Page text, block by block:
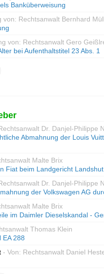
Banküberweisung
von: Rechtsanwalt Bernhard
von: Rechtsanwalt Gero
bei Aufenthaltstitel 23 Abs. 1
Dr. Danjel-Philippe
Abmahnung der Louis
Malte Brix
Fiat beim Landgericht
Dr. Danjel-Philippe
der Volkswagen AG
Malte Brix
im Daimler Dieselskandal -
Thomas Klein
EA 288
- Von: Rechtsanwalt Daniel